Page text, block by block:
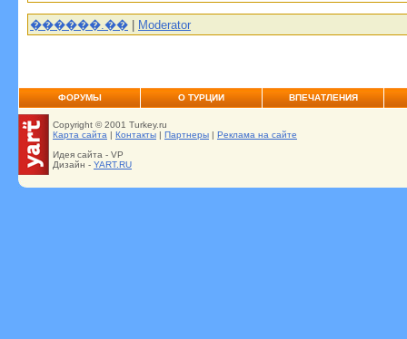
������.�� | Moderator
ФОРУМЫ О ТУРЦИИ ВПЕЧАТЛЕНИЯ
Copyright © 2001 Turkey.ru
Карта сайта | Контакты | Партнеры | Реклама на сайте
Идея сайта - VP
Дизайн - YART.RU